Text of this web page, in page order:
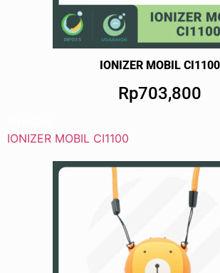
IONIZER MOBIL CI1100
Rp703,800
IONIZER MOBIL CI1100